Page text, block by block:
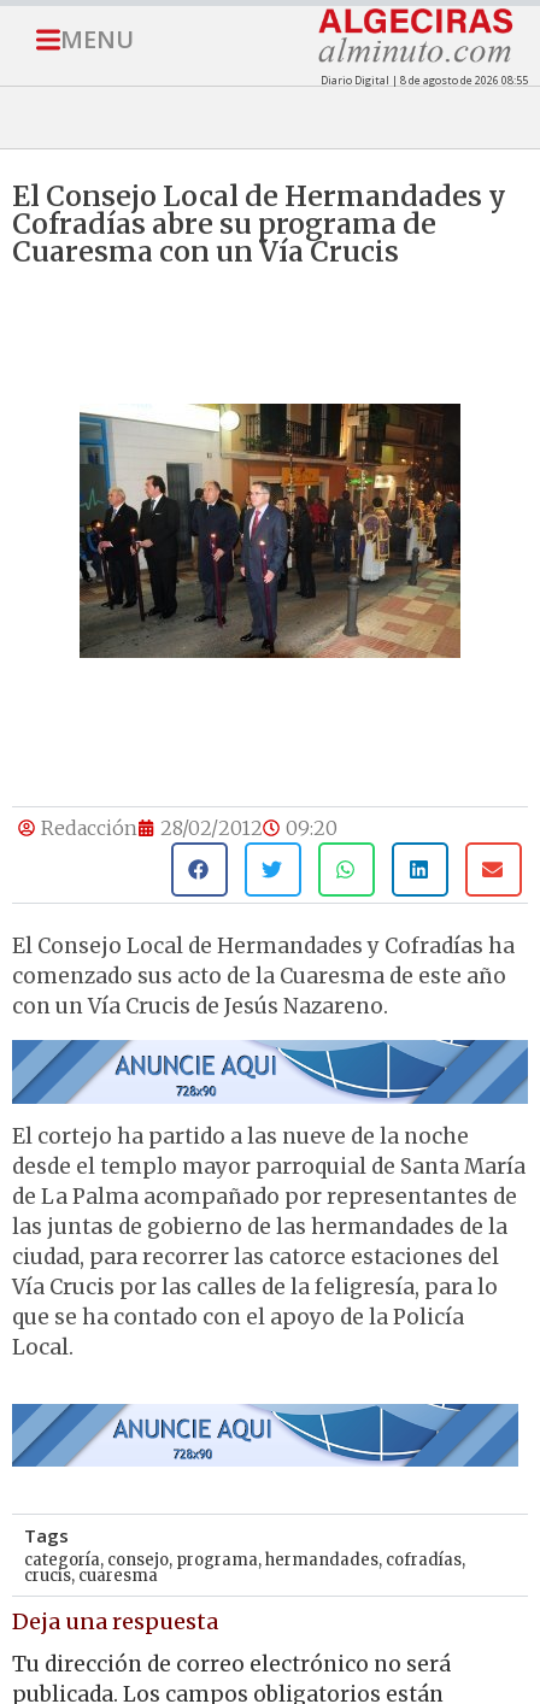
MENU
Diario Digital | 8 de agosto de 2026 08:55
El Consejo Local de Hermandades y
Cofradías abre su programa de
Cuaresma con un Vía Crucis
Redacción 28/02/2012 09:20
El Consejo Local de Hermandades y Cofradías ha
comenzado sus acto de la Cuaresma de este año
con un Vía Crucis de Jesús Nazareno.
El cortejo ha partido a las nueve de la noche
desde el templo mayor parroquial de Santa María
de La Palma acompañado por representantes de
las juntas de gobierno de las hermandades de la
ciudad, para recorrer las catorce estaciones del
Vía Crucis por las calles de la feligresía, para lo
que se ha contado con el apoyo de la Policía
Local.
Tags
categoría, consejo, programa,hermandades, cofradías,
crucis, cuaresma
Deja una respuesta
Tu dirección de correo electrónico no será
publicada. Los campos obligatorios están